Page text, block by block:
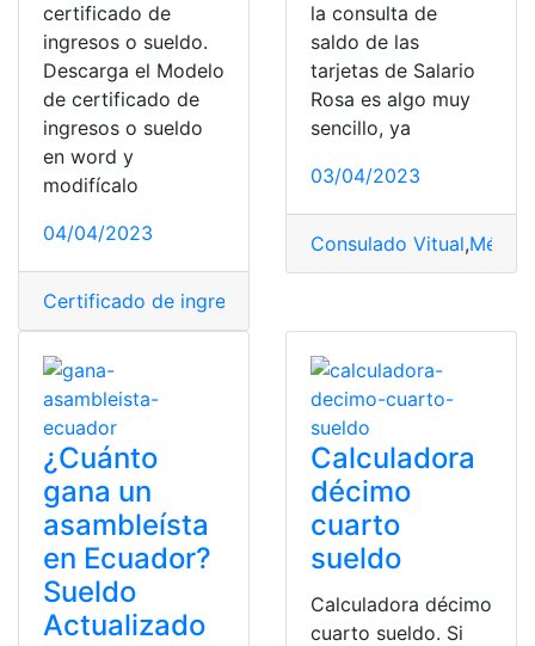
certificado de
ingresos o sueldo.
Descarga el Modelo
de certificado de
ingresos o sueldo
en word y
modifícalo
04/04/2023
Certificado de ingresos o sueldo
la consulta de
saldo de las
tarjetas de Salario
Rosa es algo muy
sencillo, ya
03/04/2023
Consulado Vitual,México
¿Cuánto
gana un
asambleísta
en Ecuador?
Sueldo
Actualizado
Calculadora
décimo
cuarto
sueldo
Calculadora décimo
cuarto sueldo. Si